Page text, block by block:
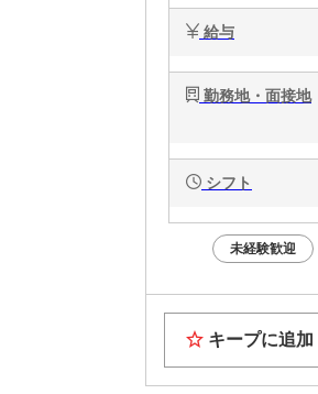
給与
勤務地・面接地
シフト
未経験歓迎
キープに追加